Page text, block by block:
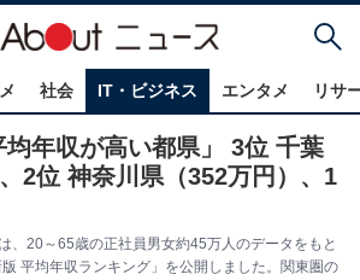
社会 IT・ビジネス エンタメ リサ
均年収が高い都県」 3位 千葉
2位 神奈川県（352万円）、1
、20～65歳の正社員男女約45万人のデータをもと
平均年収ランキング」を公開しました。関東圏の